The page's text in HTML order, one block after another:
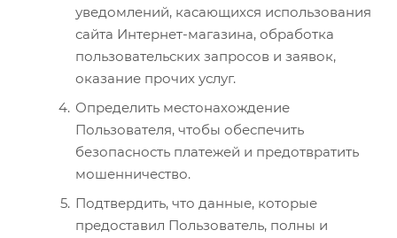
уведомлений, касающихся использования
сайта Интернет-магазина, обработка
пользовательских запросов и заявок,
оказание прочих услуг.
Определить местонахождение
Пользователя, чтобы обеспечить
безопасность платежей и предотвратить
мошенничество.
Подтвердить, что данные, которые
предоставил Пользователь, полны и